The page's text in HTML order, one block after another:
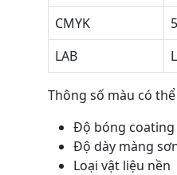
CMYK
LAB
Thông số màu có
Độ bóng coating
Độ dày màng
Loại vật liệu nền